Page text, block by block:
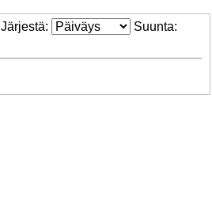
Järjestä: Suunta: